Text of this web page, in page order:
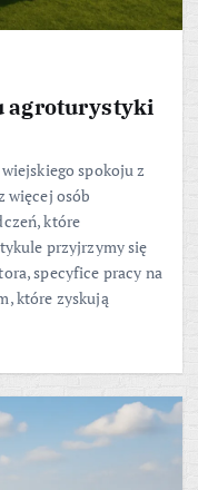
agroturystyki
spokoju z
więcej osób
które
przyjrzymy się
specyfice pracy na
które zyskują